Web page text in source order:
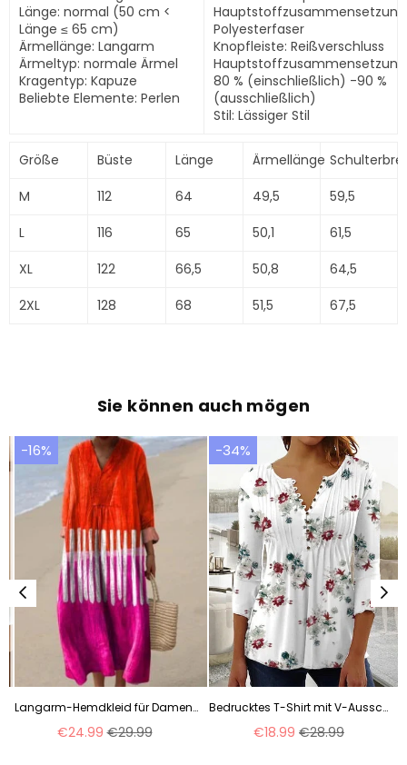
Länge: normal (50 cm <
Länge ≤ 65 cm)
Ärmellänge: Langarm
Ärmeltyp: normale Ärmel
Kragentyp: Kapuze
Beliebte Elemente: Perlen
Polyesterfaser
Knopfleiste: Reißverschluss
80 % (einschließlich) -90 %
(ausschließlich)
Stil: Lässiger Stil
Größe Büste Länge Ärmellänge
M
112 64 49,5
59,5
L
116 65 50,1
61,5
XL
122 66,5 50,8
64,5
2XL
128 68 51,5 67,5
Sie können auch mögen
-16%
Langarm-Hemdkleid für Damen, lässig, Blumenmuster, 3D-Druck, lange Ärmel, m300911
Normaler
€24.99 €29.99
-34%
Bedrucktes T-Shirt mit V-Ausschnitt und kurzen Ärmeln, Plissee-Knopfleiste, Unterhemd m300032
Normaler
€18.99 €28.99